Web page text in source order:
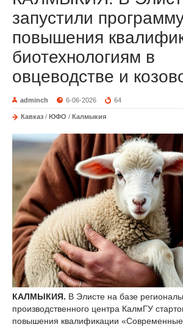
запустили
повышения
биотехнологиям в
овцеводстве и
adminch 6-06-2026 64
Кавказ / ЮФО / Калмыкия
КАЛМЫКИЯ. В Элисте на базе
производственного центра КалмГУ
повышения квалификации «Современные